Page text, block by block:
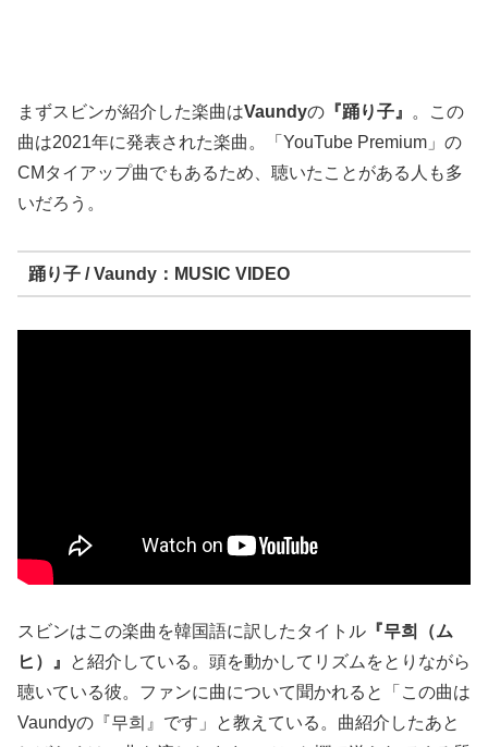
まずスビンが紹介した楽曲はVaundyの 『踊り子』
。この
曲は2021年に発表された楽曲。「YouTube Premium」の
CMタイアップ曲でもあるため、聴いたことがある人も多
いだろう。
踊り子 / Vaundy：MUSIC VIDEO
スビンはこの楽曲を韓国語に訳したタイトル 『무희（ム
ヒ）』
と紹介している。頭を動かしてリズムをとりながら
聴いている彼。ファンに曲について聞かれると「この曲は
Vaundyの『무희』です」と教えている。曲紹介したあと